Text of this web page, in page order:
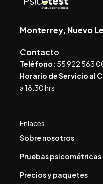
Monterrey, Nuevo
Contacto
Teléfono: 55 922 563
Horario de Servicio al
a 18:30 hrs
Enlaces
Sobre nosotros
Pruebas psicométricas
Precios y paquetes